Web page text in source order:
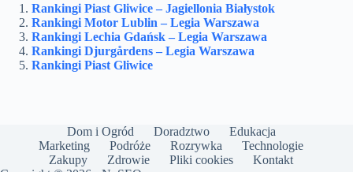
Rankingi Piast Gliwice – Jagiellonia Białystok
Rankingi Motor Lublin – Legia Warszawa
Rankingi Lechia Gdańsk – Legia Warszawa
Rankingi Djurgårdens – Legia Warszawa
Rankingi Piast Gliwice
Dom i Ogród Doradztwo
Edukacja
Marketing
Podróże Rozrywka
Technologie
Zakupy
Zdrowie Pliki cookies
Kontakt